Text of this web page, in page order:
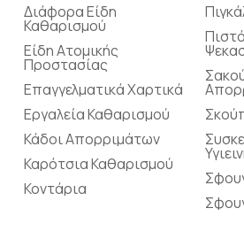
Διάφορα Είδη
Καθαρισμού
Είδη Ατομικής
Προστασίας
Επαγγελματικά Χαρτικά
Εργαλεία Καθαρισμού
Κάδοι Απορριμάτων
Καρότσια Καθαρισμού
Κοντάρια